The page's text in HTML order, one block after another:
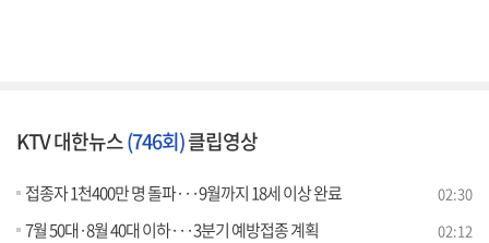
KTV 대한뉴스(746회)클립영상
접종자 1천400만 명 돌파···9월까지 18세 이상 완료 02:30
7월 50대·8월 40대 이하···3분기 예방접종 계획 02:12